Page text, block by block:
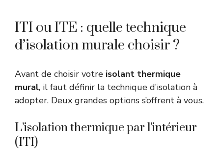
ITI ou ITE : quelle technique
d’isolation murale choisir ?
Avant de choisir votre isolant thermique
mural, il faut définir la technique d’isolation à
adopter. Deux grandes options s’offrent à vous.
L’isolation thermique par l’intérieur
(ITI)